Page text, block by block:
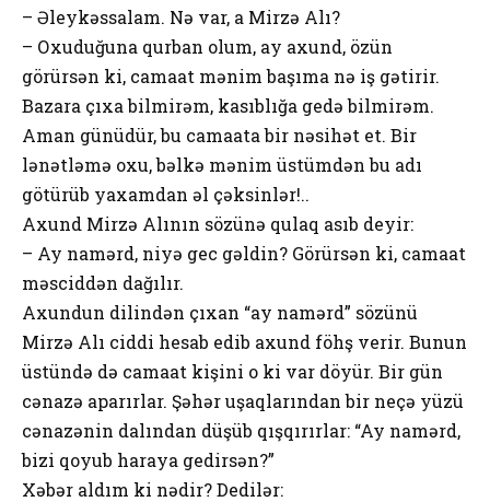
– Əleykəssalam. Nə var, a Mirzə Alı?
– Оxuduğuna qurban оlum, ay axund, özün
görürsən ki, camaat mənim başıma nə iş gətirir.
Bazara çıxa bilmirəm, kasıblığa gedə bilmirəm.
Aman günüdür, bu camaata bir nəsihət et. Bir
lənətləmə оxu, bəlkə mənim üstümdən bu adı
götürüb yaxamdan əl çəksinlər!..
Axund Mirzə Alının sözünə qulaq asıb deyir:
– Ay namərd, niyə gec gəldin? Görürsən ki, camaat
məsciddən dağılır.
Axundun dilindən çıxan “ay namərd” sözünü
Mirzə Alı ciddi hesab edib axund föhş verir. Bunun
üstündə də camaat kişini о ki var döyür. Bir gün
cənazə aparırlar. Şəhər uşaqlarından bir neçə yüzü
cənazənin dalından düşüb qışqırırlar: “Ay namərd,
bizi qоyub haraya gedirsən?”
Xəbər aldım ki nədir? Dedilər: